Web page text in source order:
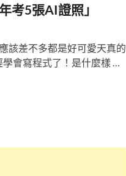
考5張AI證照」
該差不多都是好可愛天真的
會寫程式了！是什麼樣 …